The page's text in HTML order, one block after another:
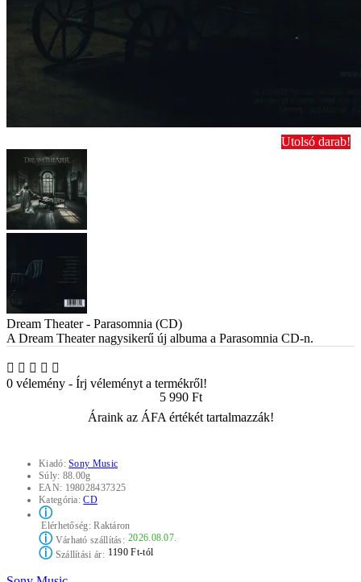
Utolsó darab!
Dream Theater - Parasomnia (CD)
A Dream Theater nagysikerű új albuma a Parasomnia CD-n.
0 vélemény - Írj véleményt a termékről!
5 990 Ft
Áraink az ÁFA értékét tartalmazzák!
Kiadó:Sony Music
Súly: 88.00g
EAN: 198028437325
Kategória:CD
ⓘ
Elérhetőség:Raktáron
ⓘVárható szállítás: 2026.08.07.
ⓘSzállítási ár: 1190 Ft-tól